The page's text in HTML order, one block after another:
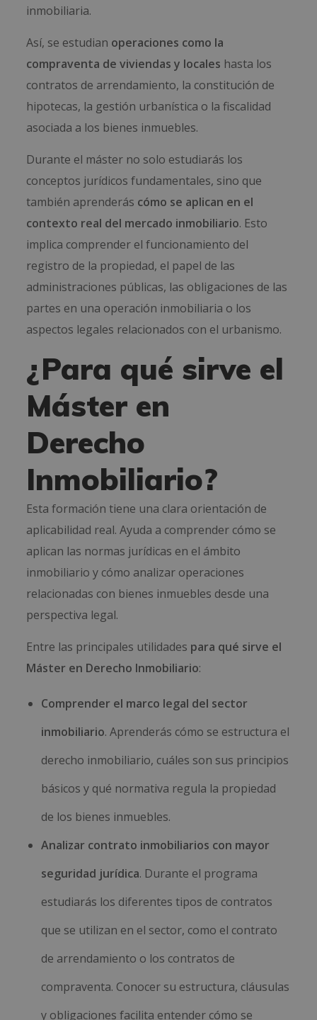
inmobiliaria.
Así, se estudian operaciones como la
compraventa de viviendas y locales hasta los
contratos de arrendamiento, la constitución de
hipotecas, la gestión urbanística o la fiscalidad
asociada a los bienes inmuebles.
Durante el máster no solo estudiarás los
conceptos jurídicos fundamentales, sino que
también aprenderás cómo se aplican en el
contexto real del mercado inmobiliario. Esto
implica comprender el funcionamiento del
registro de la propiedad, el papel de las
administraciones públicas, las obligaciones de las
partes en una operación inmobiliaria o los
aspectos legales relacionados con el urbanismo.
¿Para qué sirve el
Máster en
Derecho
Inmobiliario?
Esta formación tiene una clara orientación de
aplicabilidad real. Ayuda a comprender cómo se
aplican las normas jurídicas en el ámbito
inmobiliario y cómo analizar operaciones
relacionadas con bienes inmuebles desde una
perspectiva legal.
Entre las principales utilidades para qué sirve el
Máster en Derecho Inmobiliario:
Comprender el marco legal del sector
inmobiliario. Aprenderás cómo se estructura el
derecho inmobiliario, cuáles son sus principios
básicos y qué normativa regula la propiedad
de los bienes inmuebles.
Analizar contrato inmobiliarios con mayor
seguridad jurídica. Durante el programa
estudiarás los diferentes tipos de contratos
que se utilizan en el sector, como el contrato
de arrendamiento o los contratos de
compraventa. Conocer su estructura, cláusulas
y obligaciones facilita entender cómo se